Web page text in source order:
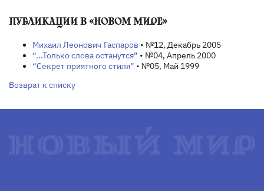
ПУБЛИКАЦИИ В «НОВОМ МИРЕ»
Михаил Леонович Гаспаров • №12, Декабрь 2005
“...Только слова останутся” • №04, Апрель 2000
“Секрет приятного стиля” • №05, Май 1999
Возврат к списку